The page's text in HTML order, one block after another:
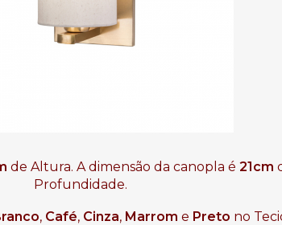
de Altura. A dimensão da canopla é 21cm
Profundidade.
, Café,Cinza, Marrom e Preto no